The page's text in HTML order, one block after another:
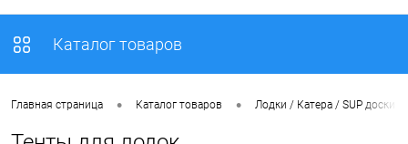
Каталог товаров
Главная страница • Каталог товаров • Лодки / Катера / SUP доски